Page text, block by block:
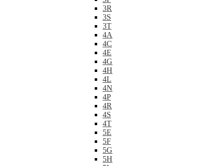
3R
3S
3T
4A
4C
4E
4G
4H
4L
4N
4P
4R
4S
4T
5E
5F
5G
5H